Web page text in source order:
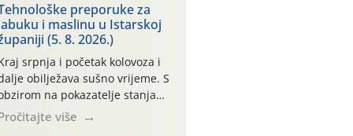
visoke temperature
utječe na rast i razvoj
a takvo sušno razdoblje će
nastaviti. Primjeri
na poluotoku
13.07. do 19.07.2026.
preporuke za
i maslinu u Istarskoj
(5. 8. 2026.)
srpnja i početak kolovoza i
obilježava sušno vrijeme. S
na pokazatelje stanja
u tlu (na svim praćenim
meteorološkim stanicama kreće
više